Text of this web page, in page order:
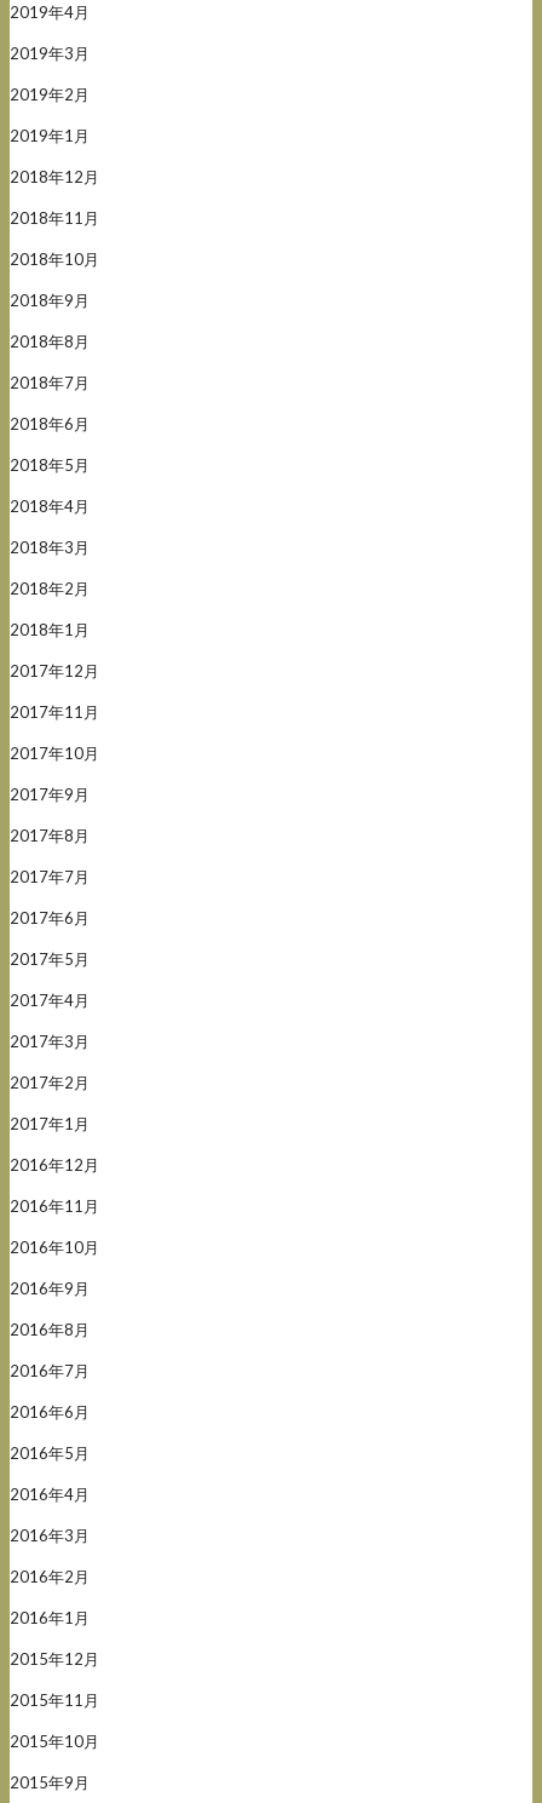
2019年4月
2019年3月
2019年2月
2019年1月
2018年12月
2018年11月
2018年10月
2018年9月
2018年8月
2018年7月
2018年6月
2018年5月
2018年4月
2018年3月
2018年2月
2018年1月
2017年12月
2017年11月
2017年10月
2017年9月
2017年8月
2017年7月
2017年6月
2017年5月
2017年4月
2017年3月
2017年2月
2017年1月
2016年12月
2016年11月
2016年10月
2016年9月
2016年8月
2016年7月
2016年6月
2016年5月
2016年4月
2016年3月
2016年2月
2016年1月
2015年12月
2015年11月
2015年10月
2015年9月